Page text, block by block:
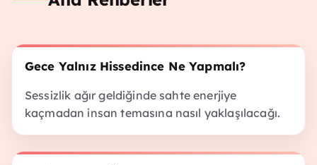
Gece Yalnız Hissedince Ne Yapmalı?
Sessizlik ağır geldiğinde sahte enerjiye
kaçmadan insan temasına nasıl yaklaşılacağı.